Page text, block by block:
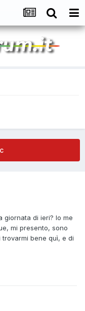
giornata di ieri? Io me
mi presento, sono
trovarmi bene quì, e di